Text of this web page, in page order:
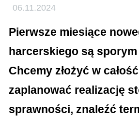
06.11.2024
Pierwsze miesiące
harcerskiego są
Chcemy złożyć w
zaplanować realizację
sprawności, znaleźć